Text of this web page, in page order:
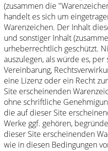
(zusammen die
handelt es sich um
Warenzeichen. Der Inhalt
und sonstiger Inhalt
urheberrechtlich geschützt.
auszulegen, als würde es,
Vereinbarung,
eine Lizenz oder ein Recht
Site erscheinenden
ohne schriftliche
die auf dieser Site
Werke ggf. gehören,
dieser Site erscheinenden
wie in diesen Bedingungen